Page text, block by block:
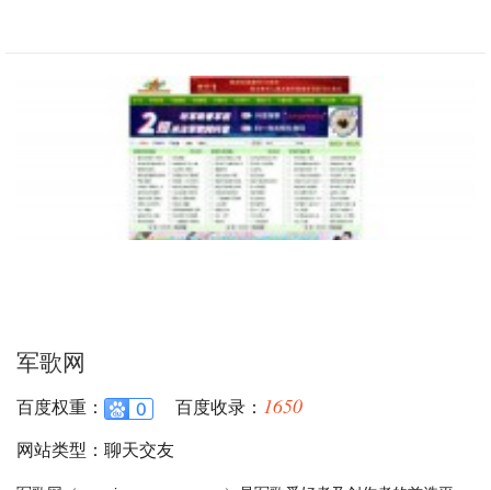
军歌网
百度权重： 百度收录： 1650
网站类型：聊天交友